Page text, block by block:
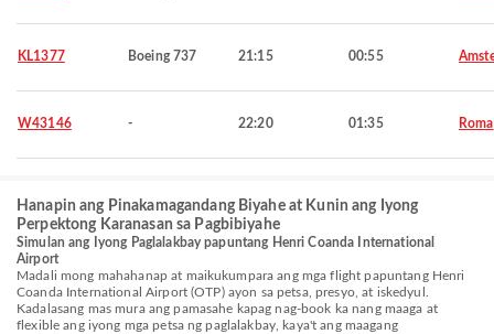
KL1377 Boeing 737 21:15 00:55
W43146 - 22:20 01:35 Roma
Hanapin ang Pinakamagandang Biyahe at Kunin ang Iyong
Perpektong Karanasan sa Pagbibiyahe
Simulan ang Iyong Paglalakbay papuntang Henri Coanda International
Airport
Madali mong mahahanap at maikukumpara ang mga flight papuntang Henri
Coanda International Airport (OTP) ayon sa petsa, presyo, at iskedyul.
Kadalasang mas mura ang pamasahe kapag nag-book ka nang maaga at
flexible ang iyong mga petsa ng paglalakbay, kaya't ang maagang